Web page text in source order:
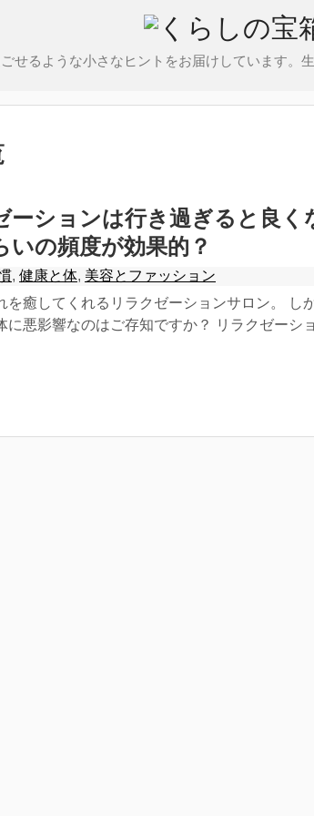
せるような小さなヒントをお届けしています。
ーションは行き過ぎると良く
いの頻度が効果的？
, 健康と体, 美容とファッション
を癒してくれるリラクゼーションサロン。 し
に悪影響なのはご存知ですか？ リラクゼーシ